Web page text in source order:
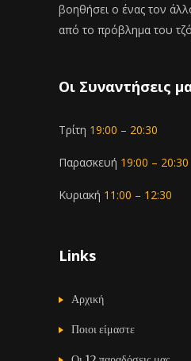
βοηθήσει ο ένας τον
από το πρόβλημα του
Οι Συναντήσεις
Τρίτη 19:00 – 20:30
Παρασκευή 19:00 – 20:30
Κυριακή 11:00 – 12:30
Links
Αρχική
Ποιοι είμαστε